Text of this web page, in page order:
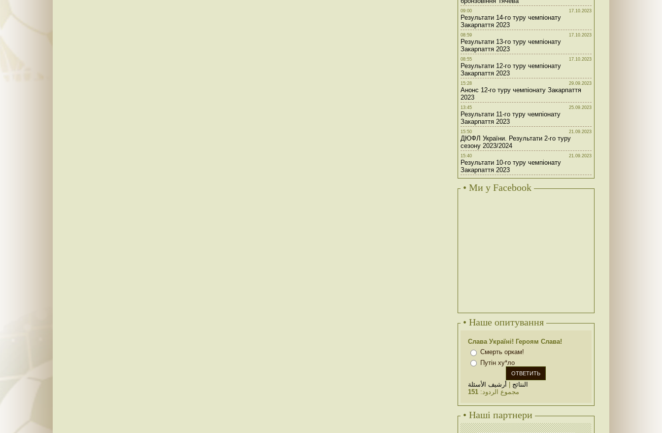
09:00 17.10.2023
Результати 14-го туру чемпіонату
Закарпаття 2023
08:59 17.10.2023
Результати 13-го туру чемпіонату
Закарпаття 2023
08:55 17.10.2023
Результати 12-го туру чемпіонату
Закарпаття 2023
15:28 29.09.2023
Анонс 12-го туру чемпіонату Закарпаття
2023
13:45 25.09.2023
Результати 11-го туру чемпіонату
Закарпаття 2023
15:50 21.09.2023
ДЮФЛ України. Результати 2-го туру
сезону 2023/2024
15:40 21.09.2023
Результати 10-го туру чемпіонату
Закарпаття 2023
• Ми у Facebook
• Наше опитування
Слава Україні! Героям Слава!
Смерть оркам!
Путін ху*ло
النتائج
أرشيف الأسئلة
مجموع الردود:151
• Наші партнери